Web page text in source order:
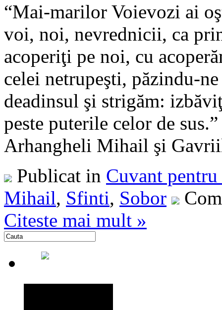
“Mai-marilor Voievozi ai
voi, noi, nevrednicii, ca
acoperiţi pe noi, cu
celei netrupeşti, păzindu-
deadinsul şi strigăm:
peste puterile celor de
Arhangheli Mihail şi
Publicat in Cuvant
Mihail, Sfinti, Sobor
Citeste mai mult »